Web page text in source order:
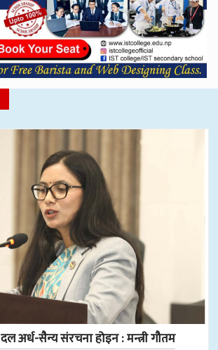
दल अर्ध-सैन्य संरचना होइन : मन्त्री गौतम